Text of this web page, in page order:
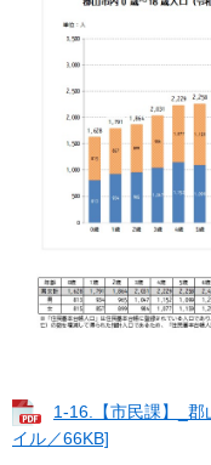
1-16.【市民課】_
イル／66KB]